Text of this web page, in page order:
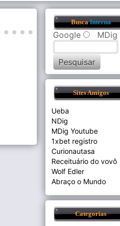
BuscaInterna
Google MDig
Sites Amigos
Ueba
NDig
MDig Youtube
1xbet registro
Curionautasa
Receituário do vovô
Wolf Edler
Abraço o Mundo
Categorias